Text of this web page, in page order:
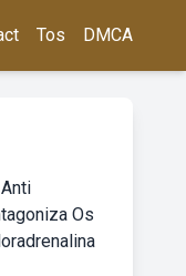
Tos DMCA
Os